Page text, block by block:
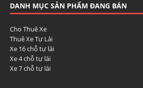
DANH MỤC SẢN PHẨM ĐANG BÁN
Cho Thuê Xe
Thuê Xe Tự Lái
Xe 16 chỗ tự lái
Xe 4 chỗ tự lái
Xe 7 chỗ tự lái